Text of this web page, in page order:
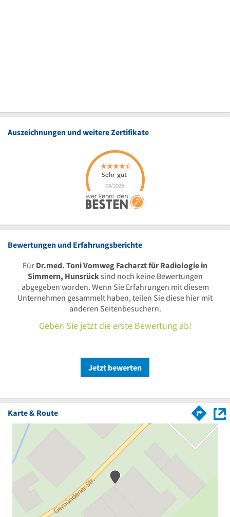
Auszeichnungen und weitere Zertifikate
Bewertungen und Erfahrungsberichte
Für Dr.med. Toni Vomweg Facharzt für Radiologie in
Simmern, Hunsrück sind noch keine Bewertungen
abgegeben worden. Wenn Sie Erfahrungen mit diesem
Unternehmen gesammelt haben, teilen Sie diese hier mit
anderen Seitenbesuchern.
Geben Sie jetzt die erste Bewertung ab!
Jetzt bewerten
Karte & Route